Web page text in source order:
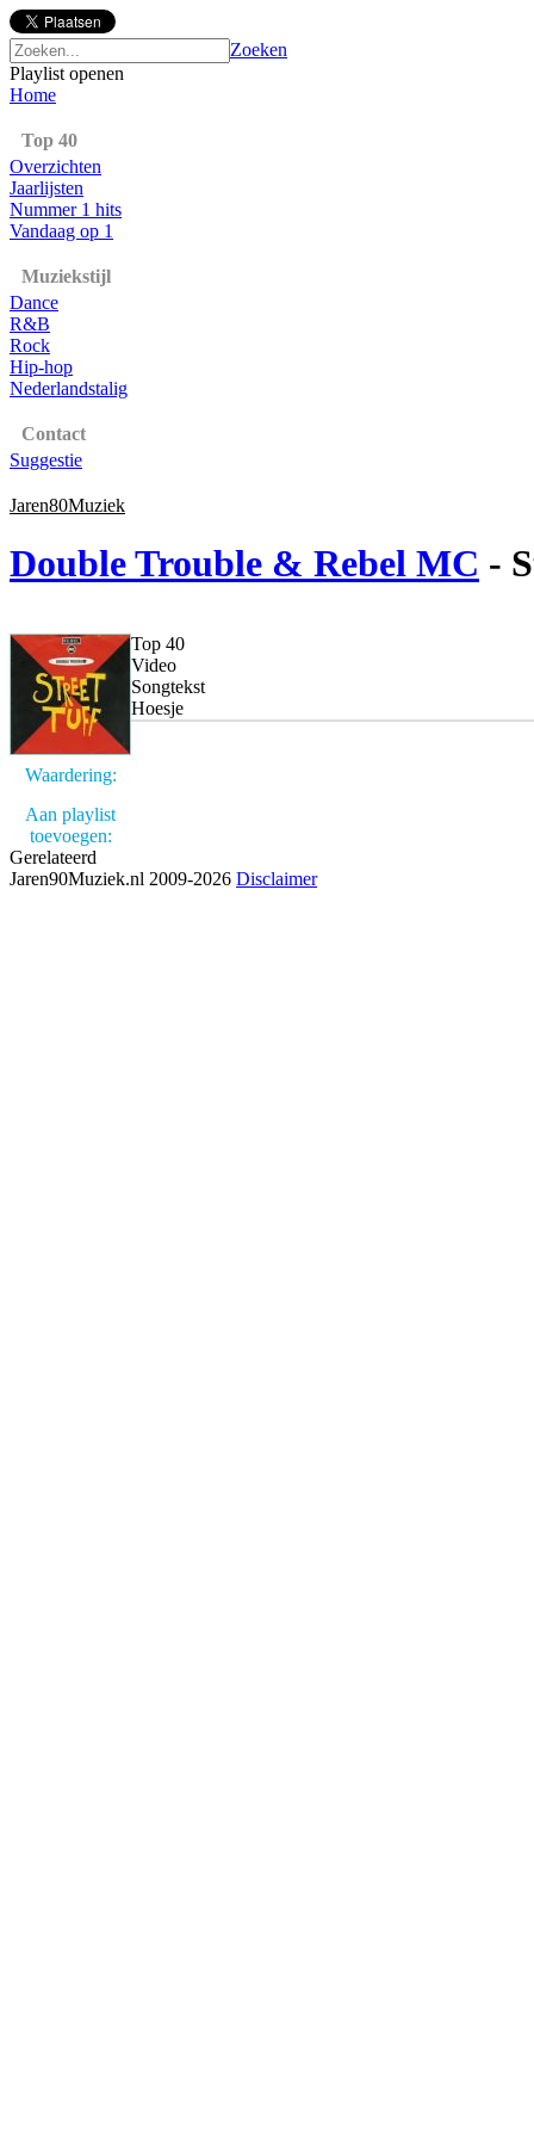
Zoeken
Playlist openen
Home
Top 40
Overzichten
Jaarlijsten
Nummer 1 hits
Vandaag op 1
Muziekstijl
Dance
R&B
Rock
Hip-hop
Nederlandstalig
Contact
Suggestie
Jaren80Muziek
Double Trouble & Rebel MC -
Waardering:
Aan playlist
toevoegen:
Top 40
Video
Songtekst
Hoesje
Gerelateerd
Jaren90Muziek.nl 2009-2026 Disclaimer